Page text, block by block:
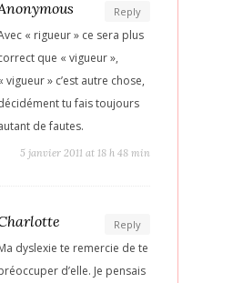
Reply
« rigueur » ce sera plus
que « vigueur »,
vigueur » c’est autre chose,
tu fais toujours
de fautes.
5 janvier 2011 at 18 h 48 min
Reply
dyslexie te remercie de te
d’elle. Je pensais